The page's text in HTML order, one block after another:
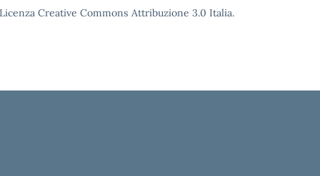
Creative Commons Attribuzione 3.0 Italia.